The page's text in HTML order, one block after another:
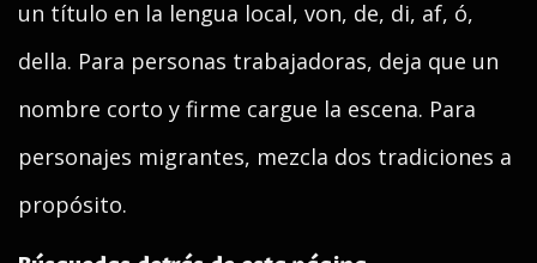
un título en la lengua local, von, de, di, af, ó,
della. Para personas trabajadoras, deja que un
nombre corto y firme cargue la escena. Para
personajes migrantes, mezcla dos tradiciones a
propósito.